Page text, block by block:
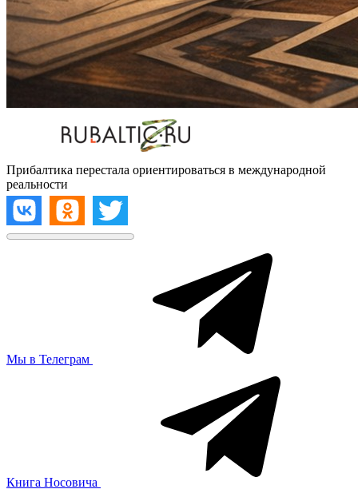
Прибалтика перестала ориентироваться в международной
реальности
Мы в Телеграм
Книга Носовича